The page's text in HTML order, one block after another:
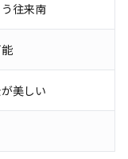
往来南
美しい